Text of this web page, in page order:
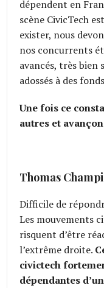
dépendent en
scène CivicTech
exister, nous
nos concurrents
avancés, très
adossés à des
Une fois ce
autres et
Thomas
Difficile de
Les mouvements
risquent d’être
l’extrême droite.
civictech
dépendantes